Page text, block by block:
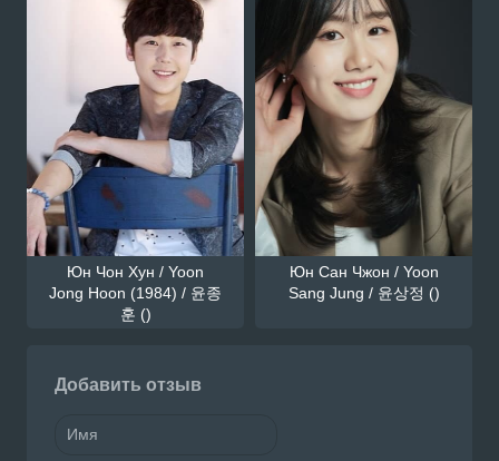
Юн Чон Хун / Yoon
Jong Hoon (1984) / 윤종
훈 ()
Юн Сан Чжон / Yoon
Sang Jung / 윤상정 ()
Добавить отзыв